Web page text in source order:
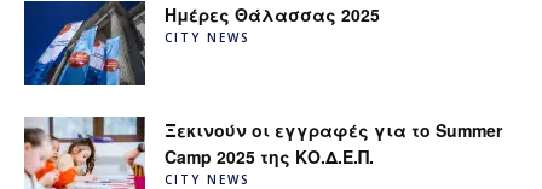
Ημέρες Θάλασσας 2025
CITY NEWS
Ξεκινούν οι εγγραφές για το Summer
Camp 2025 της ΚΟ.Δ.Ε.Π.
CITY NEWS